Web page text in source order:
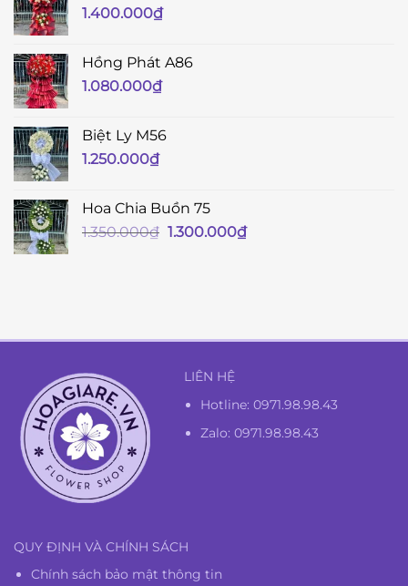
1.400.000₫
Hồng Phát A86
1.080.000₫
Biệt Ly M56
1.250.000₫
Hoa Chia Buồn 75
1.350.000₫ Giá
1.300.000₫Giá
LIÊN HỆ
Hotline:0971.98.98.43
Zalo: 0971.98.98.43
QUY ĐỊNH VÀ CHÍNH SÁCH
Chính sách bảo mật thông tin